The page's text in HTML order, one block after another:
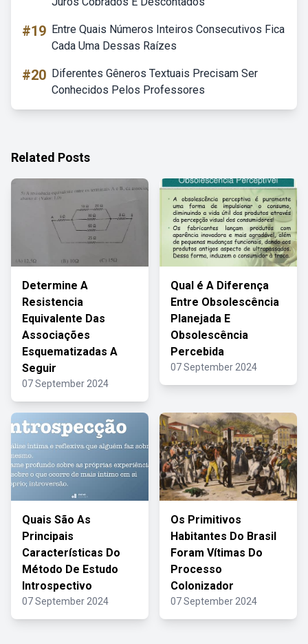
#19 Entre Quais Números Inteiros Consecutivos Fica
Cada Uma Dessas Raízes
#20 Diferentes Gêneros Textuais Precisam Ser
Conhecidos Pelos Professores
Related Posts
Determine A
Resistencia
Equivalente Das
Associações
Esquematizadas A
Seguir
07 September 2024
Qual é A Diferença
Entre Obsolescência
Planejada E
Obsolescência
Percebida
07 September 2024
Quais São As
Principais
Características Do
Método De Estudo
Introspectivo
07 September 2024
Os Primitivos
Habitantes Do Brasil
Foram Vítimas Do
Processo
Colonizador
07 September 2024